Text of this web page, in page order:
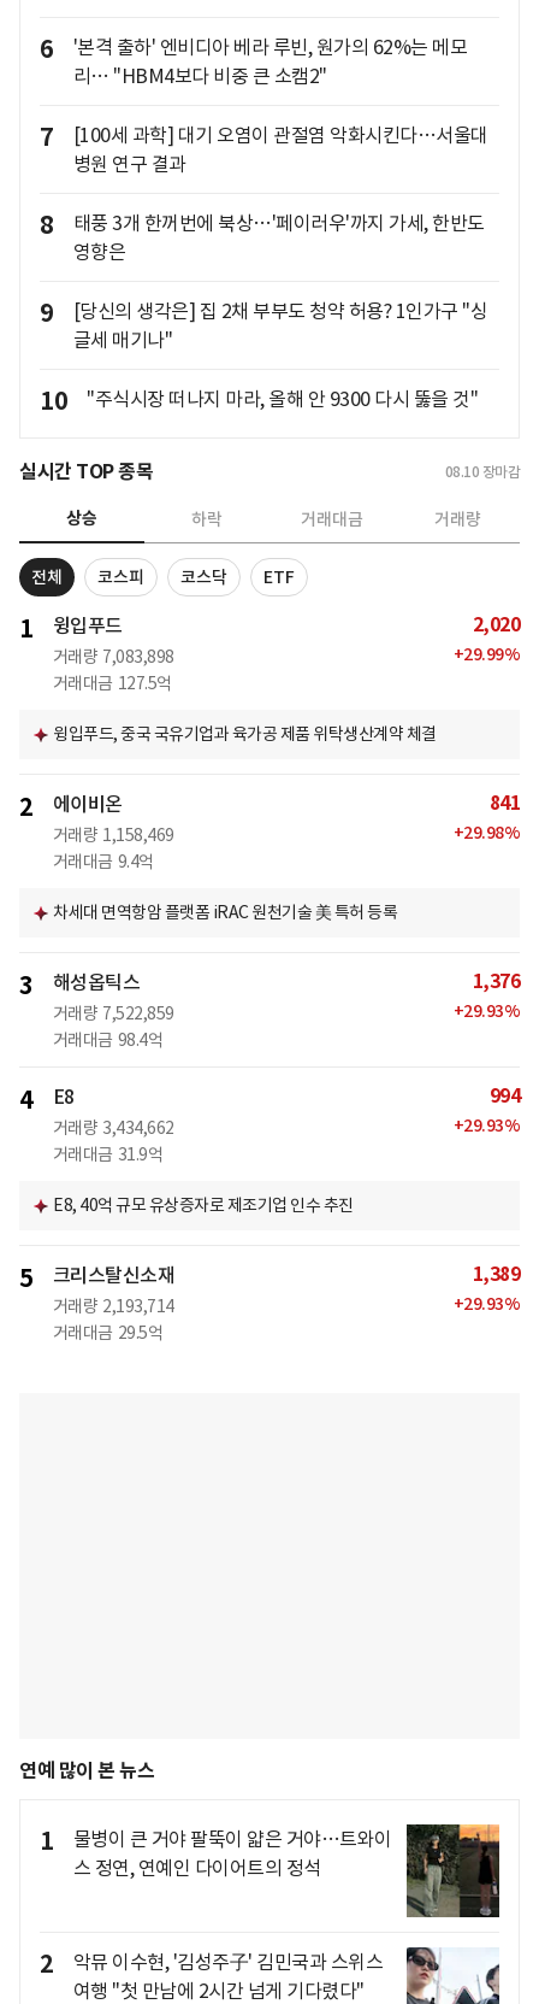
6
'본격 출하' 엔비디아 베라 루빈, 원가의 62%는 메모
리… "HBM4보다 비중 큰 소캠2"
7
[100세 과학] 대기 오염이 관절염 악화시킨다…서울대
병원 연구 결과
8
태풍 3개 한꺼번에 북상…'페이러우'까지 가세, 한반도
영향은
9
[당신의 생각은] 집 2채 부부도 청약 허용? 1인가구 "싱
글세 매기나"
10 "주식시장 떠나지 마라, 올해 안 9300 다시 뚫을 것"
실시간 TOP 종목 08.10 장마감
상승 하락 거래대금 거래량
전체 코스피 코스닥 ETF
1 윙입푸드
거래량 7,083,898
거래대금 127.5억
2,020
+29.99%
윙입푸드, 중국 국유기업과 육가공 제품 위탁생산계약 체결
2 에이비온
거래량 1,158,469
거래대금 9.4억
841
+29.98%
차세대 면역항암 플랫폼 iRAC 원천기술 美 특허 등록
3 해성옵틱스
거래량 7,522,859
거래대금 98.4억
1,376
+29.93%
4 E8
거래량 3,434,662
거래대금 31.9억
994
+29.93%
E8, 40억 규모 유상증자로 제조기업 인수 추진
5 크리스탈신소재
거래량 2,193,714
거래대금 29.5억
1,389
+29.93%
연예 많이 본 뉴스
1
물병이 큰 거야 팔뚝이 얇은 거야…트와이
스 정연, 연예인 다이어트의 정석
2
악뮤 이수현, '김성주子' 김민국과 스위스
여행 "첫 만남에 2시간 넘게 기다렸다"